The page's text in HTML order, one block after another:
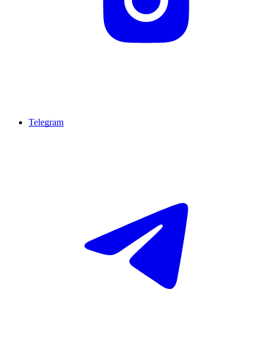
Telegram